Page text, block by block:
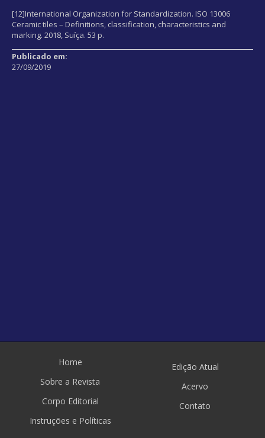
[12]International Organization for Standardization. ISO 13006
Ceramic tiles – Definitions, classification, characteristics and
marking. 2018, Suíça. 53 p.
Publicado em:
27/09/2019
Home
Sobre a Revista
Corpo Editorial
Instruções e Políticas
Edição Atual
Acervo
Contato